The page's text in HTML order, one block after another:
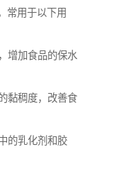
常用于以下用
增加食品的保水
黏稠度，改善食
的乳化剂和胶